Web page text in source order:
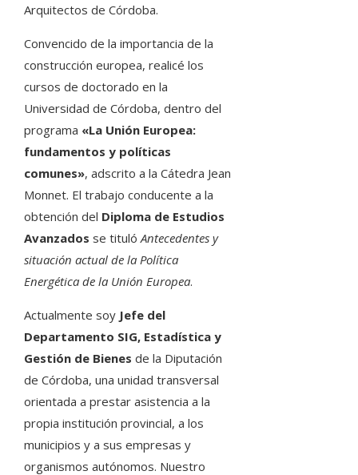
Arquitectos de Córdoba.
Convencido de la importancia de la
construcción europea, realicé los
cursos de doctorado en la
Universidad de Córdoba, dentro del
programa «La Unión Europea:
fundamentos y políticas
comunes», adscrito a la Cátedra Jean
Monnet. El trabajo conducente a la
obtención del Diploma de Estudios
Avanzados se tituló Antecedentes y
situación actual de la Política
Energética de la Unión Europea.
Actualmente soy Jefe del
Departamento SIG, Estadística y
Gestión de Bienes de la Diputación
de Córdoba, una unidad transversal
orientada a prestar asistencia a la
propia institución provincial, a los
municipios y a sus empresas y
organismos autónomos. Nuestro